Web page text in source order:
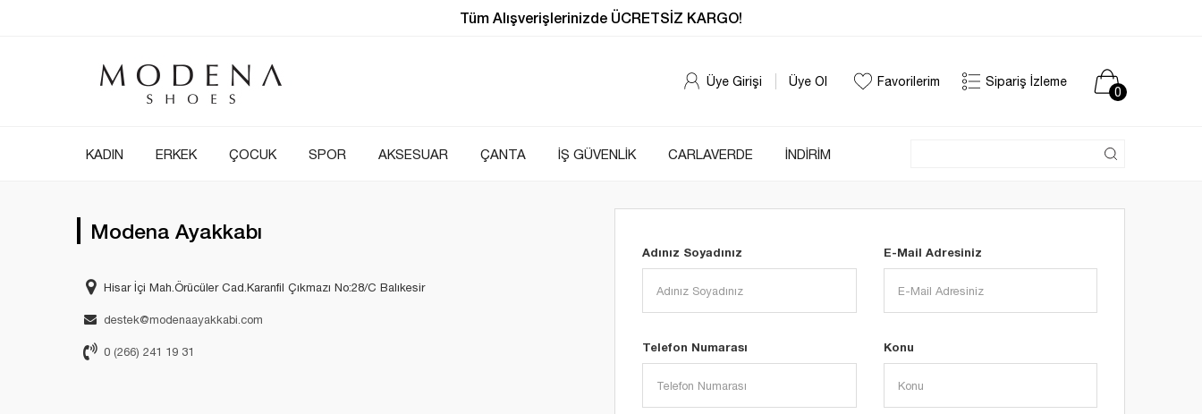
Üye Girişi Üye Ol Favorilerim Sipariş İzleme
0
KADIN ERKEK ÇOCUK SPOR AKSESUAR ÇANTA İŞ GÜVENLİK CARLAVERDE İNDİRİM
Tüm Alışverişlerinizde ÜCRETSİZ KARGO!
Modena Ayakkabı
Hisar İçi Mah.Örücüler Cad.Karanfil Çıkmazı No:28/C Balıkesir
destek@modenaayakkabi.com
0 (266) 241 19 31
Adınız Soyadınız E-Mail Adresiniz
Telefon Numarası Konu